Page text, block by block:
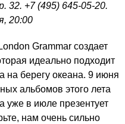
32. +7 (495) 645-05-20.
20:00
Grammar создает
идеально подходит
на берегу океана. 9 июня
альбомов этого лета
уже в июле презентует
нам очень сильно